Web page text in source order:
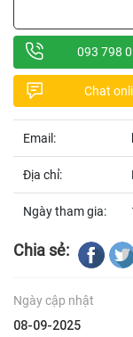
093 798
Chat
Email:
Địa chỉ:
Ngày tham gia:
Chia sẻ:
Ngày cập nhật
08-09-2025